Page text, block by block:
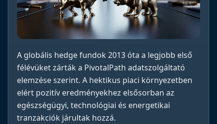
A globális hedge fundok 2013 óta a legjobb első
félévüket zárták a PivotalPath adatszolgáltató
elemzése szerint. A hektikus piaci környezetben
elért pozitív eredményekhez elsősorban az
egészségügyi, technológiai és energetikai
tranzakciók járultak hozzá.